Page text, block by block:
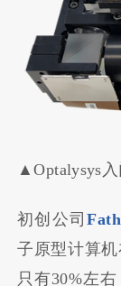
▲Optalysys
初创公司
子原型计算
只有30%左